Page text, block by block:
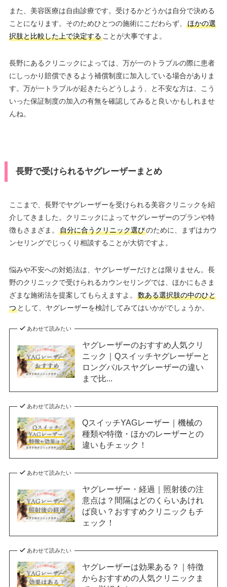
また、美容医療は自由診療です。受けるかどうかは自分で決める
ことになります。そのためひとつの施術にこだわらず、
ほかの選
択肢と比較した上で決定することが大事ですよ。
長野にあるクリニックによっては、万が一のトラブルの際に患者
にしっかり賠償できるよう補償制度に加入している場合がありま
す。万が一トラブルが起きたらどうしよう、と不安な方は、こう
いった保証制度の加入の有無を確認してみると良いかもしれませ
んね。
長野で受けられるヤグレーザーまとめ
ここまで、長野でヤグレーザーを受けられる美容クリニックを紹
介してきました。クリニックによってヤグレーザーのプランや特
徴もさまざま。
自分に合うクリニック選びのために、まずはカウ
ンセリングでじっくり相談することが大切ですよ。
悩みや不安への対処法は、ヤグレーザーだけとは限りません。長
野のクリニックで受けられるカウンセリングでは、ほかにもさま
ざまな施術法を提案してもらえますよ。
数ある選択肢の中のひと
つとして、ヤグレーザーを検討してみてはいかがでしょうか。
あわせて読みたい
ヤグレーザーのおすすめ人気クリ
ニック｜Qスイッチヤグレーザーと
ロングパルスヤグレーザーの違い
まで比...
あわせて読みたい
QスイッチYAGレーザー｜機械の
種類や特徴・ほかのレーザーとの
違いもチェック！
あわせて読みたい
ヤグレーザー・経過｜照射後の注
意点は？間隔はどのくらいあけれ
ば良い？おすすめクリニックもチ
ェック！
あわせて読みたい
ヤグレーザーは効果ある？｜特徴
からおすすめの人気クリニックま